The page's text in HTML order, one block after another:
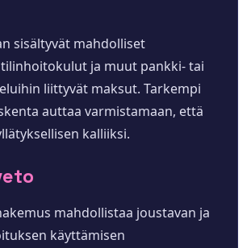
sisältyvät mahdolliset
ja muut pankki- tai
liittyvät maksut. Tarkempi
auttaa varmistamaan, että
kalliiksi.
mahdollistaa joustavan ja
käyttämisen